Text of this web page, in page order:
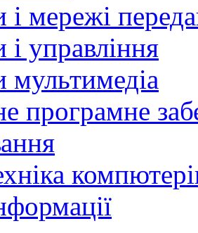
мережі
управління
мультимедіа
програмне